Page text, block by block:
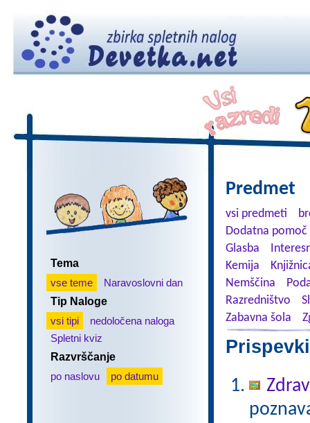
Tema
vse teme
Naravoslovni dan
Tip Naloge
vsi tipi
nedoločena naloga
Spletni kviz
Razvrščanje
po naslovu
po datumu
Predmet
vsi predmeti
Dodatna
Glasba
Kemija
Nemščina
Razredništvo
Zabavna šola